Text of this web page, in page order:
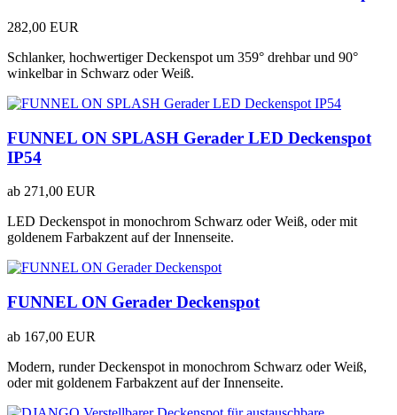
282,00 EUR
Schlanker, hochwertiger Deckenspot um 359° drehbar und 90°
winkelbar in Schwarz oder Weiß.
FUNNEL ON SPLASH Gerader LED Deckenspot
IP54
ab 271,00 EUR
LED Deckenspot in monochrom Schwarz oder Weiß, oder mit
goldenem Farbakzent auf der Innenseite.
FUNNEL ON Gerader Deckenspot
ab 167,00 EUR
Modern, runder Deckenspot in monochrom Schwarz oder Weiß,
oder mit goldenem Farbakzent auf der Innenseite.